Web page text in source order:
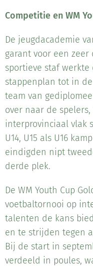
Competitie en WM
De jeugdacademie
garant voor een
sportieve staf
stappenplan tot in
team van
over naar de
interprovinciaal vlak
U14, U15 als U16
eindigden nipt
derde plek.
De WM Youth Cup
voetbaltornooi op
talenten de kans
en te strijden tegen
Bij de start in
verdeeld in poules,